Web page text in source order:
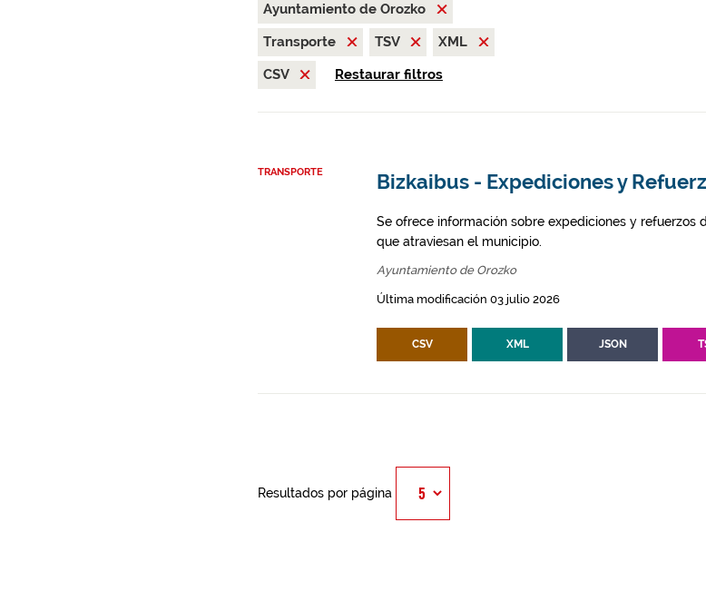
Ayuntamiento de Orozko
Transporte
TSV
XML
CSV
Restaurar filtros
TRANSPORTE Bizkaibus - Expediciones y
Se ofrece información sobre expediciones y refuerzos
que atraviesan el municipio.
Ayuntamiento de Orozko
Última modificación 03 julio 2026
CSV XML JSON
Resultados por página